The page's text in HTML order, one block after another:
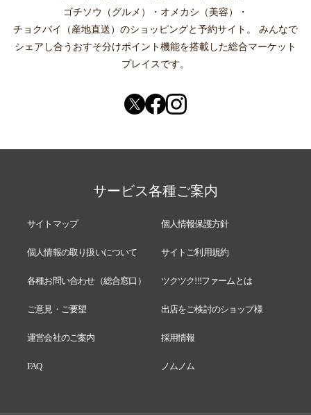
ゴチソウ（グルメ）
・ オメカシ（美容）
・
チョクバイ（産地直送） のショッピングと予約サイト。
みんなで
シェアし合う おすそ分けポイント機能を搭載した総合マーケット
プレイスです。
サービス各種ご案内
サイトマップ 個人情報保護方針
個人情報の取り扱いについて サイトご利用規約
各種お問い合わせ（総合窓口） ツクツク!!!ファームとは
ご意見・ご要望 出店をご検討のショップ様
運営会社のご案内 採用情報
FAQ ノムノム